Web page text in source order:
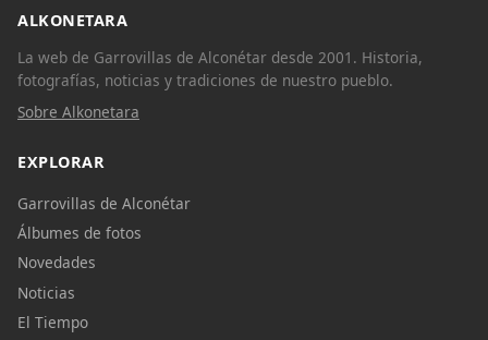
ALKONETARA
La web de Garrovillas de Alconétar desde 2001. Historia,
fotografías, noticias y tradiciones de nuestro pueblo.
Sobre Alkonetara
EXPLORAR
Garrovillas de Alconétar
Álbumes de fotos
Novedades
Noticias
El Tiempo